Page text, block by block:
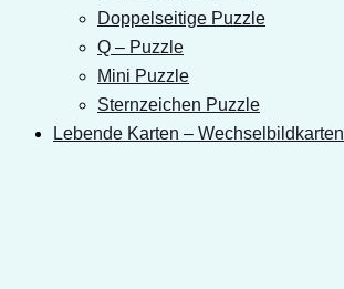
Doppelseitige Puzzle
Q – Puzzle
Mini Puzzle
Sternzeichen Puzzle
Lebende Karten – Wechselbildkarten